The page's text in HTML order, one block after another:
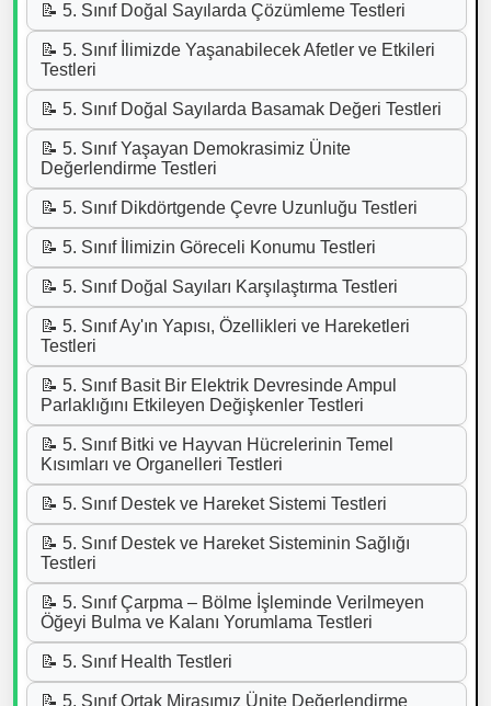
📝 5. Sınıf Doğal Sayılarda Çözümleme Testleri
📝 5. Sınıf İlimizde Yaşanabilecek Afetler ve Etkileri
Testleri
📝 5. Sınıf Doğal Sayılarda Basamak Değeri Testleri
📝 5. Sınıf Yaşayan Demokrasimiz Ünite
Değerlendirme Testleri
📝 5. Sınıf Dikdörtgende Çevre Uzunluğu Testleri
📝 5. Sınıf İlimizin Göreceli Konumu Testleri
📝 5. Sınıf Doğal Sayıları Karşılaştırma Testleri
📝 5. Sınıf Ay'ın Yapısı, Özellikleri ve Hareketleri
Testleri
📝 5. Sınıf Basit Bir Elektrik Devresinde Ampul
Parlaklığını Etkileyen Değişkenler Testleri
📝 5. Sınıf Bitki ve Hayvan Hücrelerinin Temel
Kısımları ve Organelleri Testleri
📝 5. Sınıf Destek ve Hareket Sistemi Testleri
📝 5. Sınıf Destek ve Hareket Sisteminin Sağlığı
Testleri
📝 5. Sınıf Çarpma – Bölme İşleminde Verilmeyen
Öğeyi Bulma ve Kalanı Yorumlama Testleri
📝 5. Sınıf Health Testleri
📝 5. Sınıf Ortak Mirasımız Ünite Değerlendirme